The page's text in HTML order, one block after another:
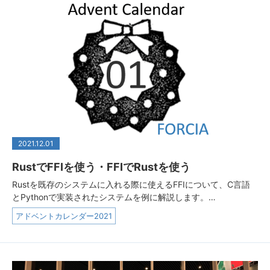
2021.12.01
RustでFFIを使う・FFIでRustを使う
Rustを既存のシステムに入れる際に使えるFFIについて、C言語
とPythonで実装されたシステムを例に解説します。…
アドベントカレンダー2021